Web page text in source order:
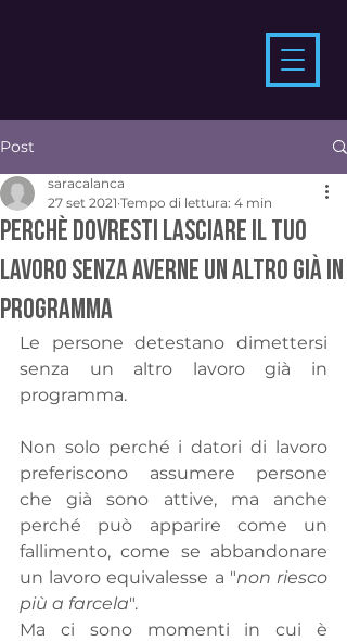
Post
Perchè dovresti lasciare il tuo
lavoro senza averne un altro già in
programma
saracalanca
27 set 2021 Tempo di lettura: 4 min
Le persone detestano dimettersi
senza un altro lavoro già in
programma.
Non solo perché i datori di lavoro
preferiscono assumere persone
che già sono attive, ma anche
perché può apparire come un
fallimento, come se abbandonare
un lavoro equivalesse a "non riesco
più a farcela".
Ma ci sono momenti in cui è